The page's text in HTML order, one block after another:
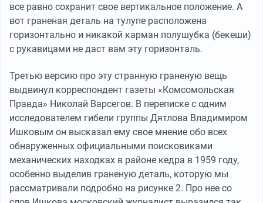
все равно сохранит свое вертикальное положение. А
вот граненая деталь на тулупе расположена
горизонтально и никакой карман полушубка (бекеши)
с рукавицами не даст вам эту горизонталь.
Третью версию про эту странную граненую вещь
выдвинул корреспондент газеты «Комсомольская
Правда» Николай Варсегов. В переписке с одним
исследователем гибели группы Дятлова Владимиром
Ишковым он высказал ему свое мнение обо всех
обнаруженных официальными поисковиками
механических находках в районе кедра в 1959 году,
особенно выделив граненую деталь, которую мы
рассматривали подробно на рисунке 2. Про нее со